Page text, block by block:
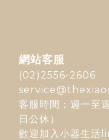
網站客服
(02)2556-2606
客服時間：週一至
日公休）
歡迎加入 小器生活